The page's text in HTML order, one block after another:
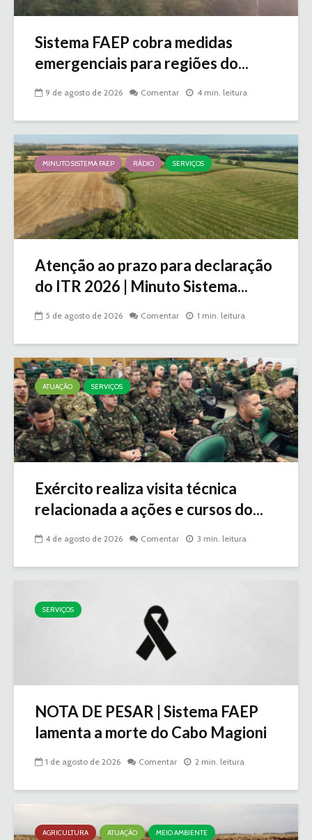
Sistema FAEP cobra medidas
emergenciais para regiões do...
9 de agosto de 2026 Comentar 4 min. leitura
MINUTO SISTEMA FAEP RÁDIO SERVIÇOS
Atenção ao prazo para declaração
do ITR 2026 | Minuto Sistema...
5 de agosto de 2026 Comentar 1 min. leitura
ATUAÇÃO SERVIÇOS
Exército realiza visita técnica
relacionada a ações e cursos do...
4 de agosto de 2026 Comentar 3 min. leitura
SERVIÇOS
NOTA DE PESAR | Sistema FAEP
lamenta a morte do Cabo Magioni
1 de agosto de 2026 Comentar 2 min. leitura
AGRICULTURA ATUAÇÃO
MEIO AMBIENTE